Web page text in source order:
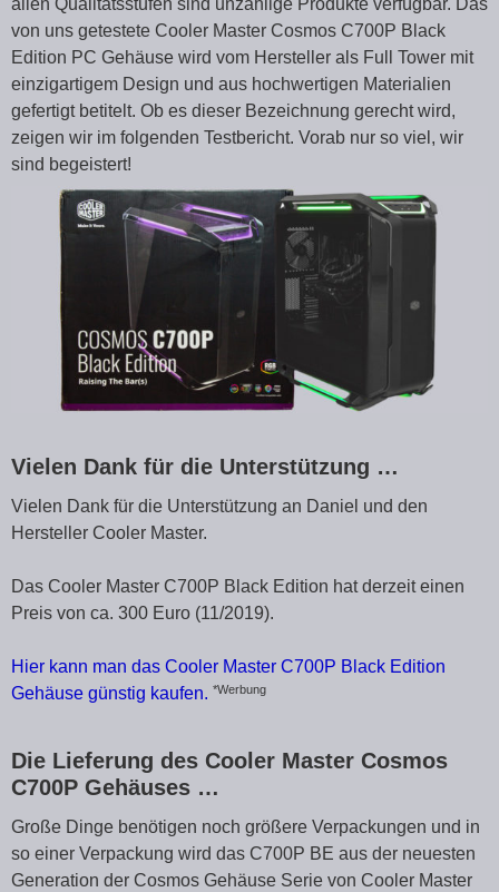
allen Qualitätsstufen sind unzählige Produkte verfügbar. Das
von uns getestete Cooler Master Cosmos C700P Black
Edition PC Gehäuse wird vom Hersteller als Full Tower mit
einzigartigem Design und aus hochwertigen Materialien
gefertigt betitelt. Ob es dieser Bezeichnung gerecht wird,
zeigen wir im folgenden Testbericht. Vorab nur so viel, wir
sind begeistert!
Vielen Dank für die Unterstützung …
Vielen Dank für die Unterstützung an Daniel und den
Hersteller Cooler Master.
Das Cooler Master C700P Black Edition hat derzeit einen
Preis von ca. 300 Euro (11/2019).
Hier kann man das Cooler Master C700P Black Edition
Gehäuse günstig kaufen. *Werbung
Die Lieferung des Cooler Master Cosmos
C700P Gehäuses …
Große Dinge benötigen noch größere Verpackungen und in
so einer Verpackung wird das C700P BE aus der neuesten
Generation der Cosmos Gehäuse Serie von Cooler Master